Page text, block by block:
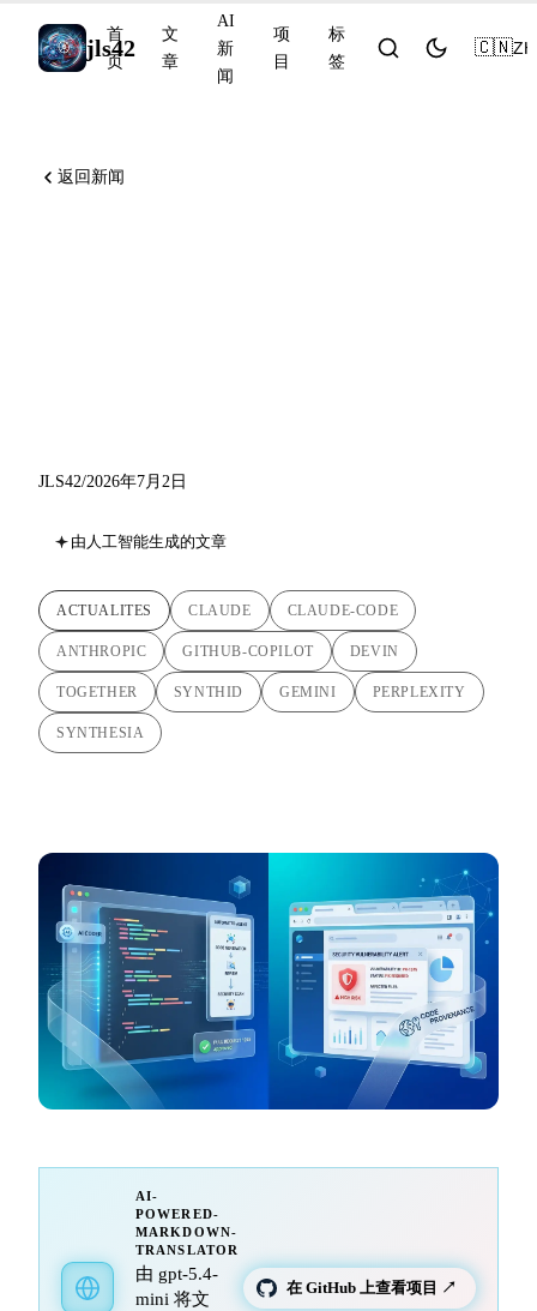
jls42
首
页
文
章
AI
新
闻
项
目
标
签
🇨🇳ZH
返回新闻
JLS42/2026年7月2日
由人工智能生成的文章
ACTUALITES CLAUDE CLAUDE-CODE
ANTHROPIC GITHUB-COPILOT DEVIN
TOGETHER SYNTHID GEMINI PERPLEXITY
SYNTHESIA
AI-
POWERED-
MARKDOWN-
TRANSLATOR
由 gpt-5.4-
mini 将文
在 GitHub 上查看项目 ↗